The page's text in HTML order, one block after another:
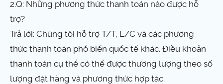
2.Q: Những phương thức thanh toán nào được hỗ
trợ?
Trả lời: Chúng tôi hỗ trợ T/T, L/C và các phương
thức thanh toán phổ biến quốc tế khác. Điều khoản
thanh toán cụ thể có thể được thương lượng theo số
lượng đặt hàng và phương thức hợp tác.